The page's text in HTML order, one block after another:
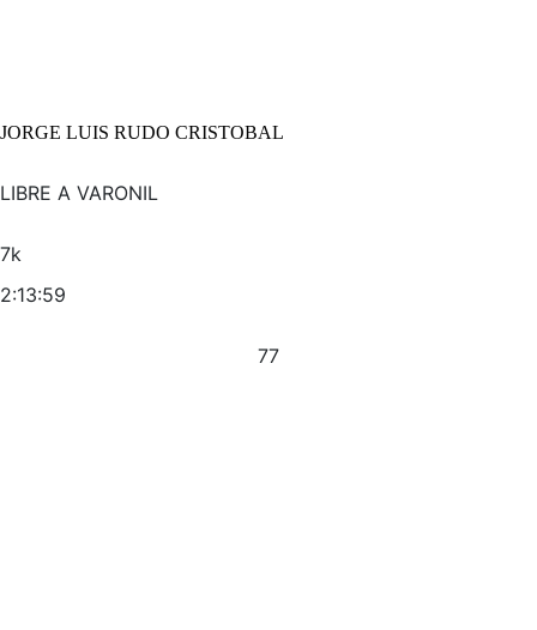
JORGE LUIS RUDO CRISTOBAL
LIBRE A VARONIL
7k
2:13:59
77